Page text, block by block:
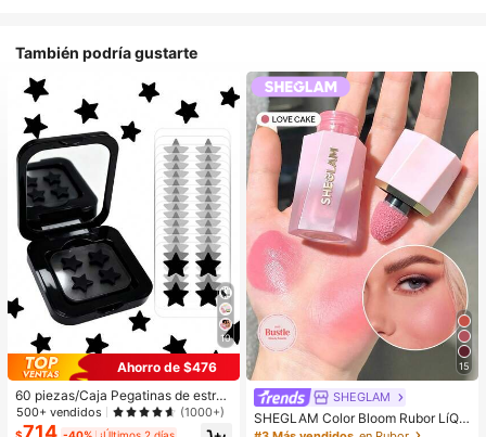
También podría gustarte
10
Ahorro de $476
60 piezas/Caja Pegatinas de estrell
a lindas - Pegatinas faciales, sin al
cohol, sin fragancia, suaves en la pi
500+ vendidos (1000+)
15
SHEGLAM
SHEGLAM Color Bloom Rubor LíQui
do Acabado Mate-Love Cake Color